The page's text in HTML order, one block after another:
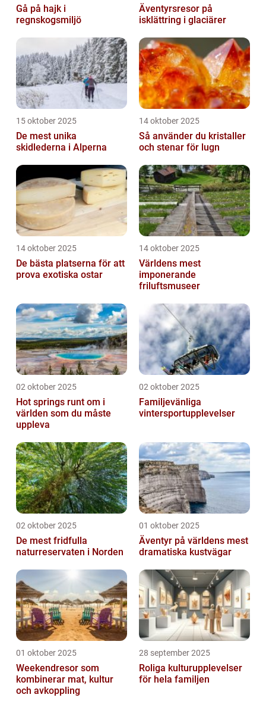
Gå på hajk i
regnskogsmiljö
Äventyrsresor på
isklättring i glaciärer
15 oktober 2025
De mest unika
skidlederna i Alperna
14 oktober 2025
Så använder du kristaller
och stenar för lugn
14 oktober 2025
De bästa platserna för att
prova exotiska ostar
14 oktober 2025
Världens mest
imponerande
friluftsmuseer
02 oktober 2025
Hot springs runt om i
världen som du måste
uppleva
02 oktober 2025
Familjevänliga
vintersportupplevelser
02 oktober 2025
De mest fridfulla
naturreservaten i Norden
01 oktober 2025
Äventyr på världens mest
dramatiska kustvägar
01 oktober 2025
Weekendresor som
kombinerar mat, kultur
och avkoppling
28 september 2025
Roliga kulturupplevelser
för hela familjen